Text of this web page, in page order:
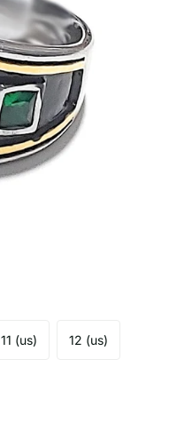
11 (us) 12 (us)